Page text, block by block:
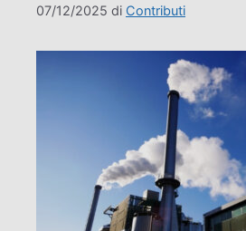
07/12/2025 di Contributi